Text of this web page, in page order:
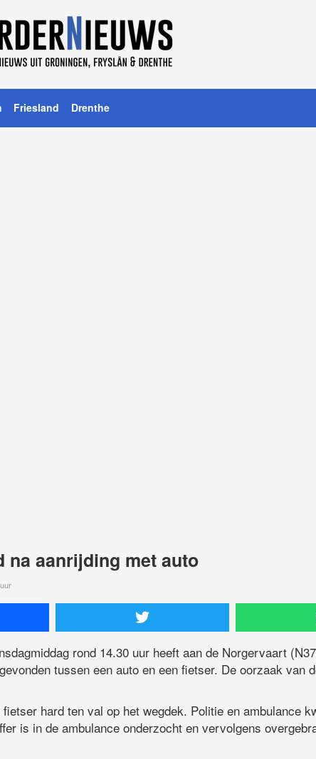
Friesland Drenthe
na aanrijding met auto
rond 14.30 uur heeft aan de Norgervaart
tussen een auto en een fietser. De oorzaak van
hard ten val op het wegdek. Politie en ambulance
is in de ambulance onderzocht en vervolgens